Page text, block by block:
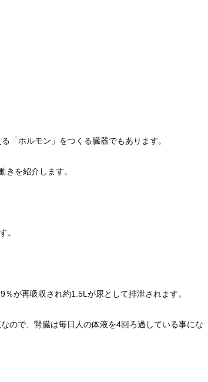
「ホルモン」をつくる臓器でもあります。
きを紹介します。
。
が再吸収され約1.5Lが尿として排泄されます。
ので、腎臓は毎日人の体液を4回ろ過している事にな